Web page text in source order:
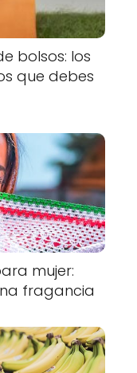
bolsos: los
que debes
mujer:
fragancia